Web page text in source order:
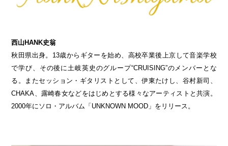
西山HANK史翁
秋田県出身。13歳からギターを始め、高校卒業後上京して音楽学校
で学び、その後に土岐英史のグループ“CRUISING”のメンバーとな
る。またセッション・ギタリストとして、伊東たけし、谷村新司、
CHAKA、露崎春女などをはじめとする様々なアーティストと共演。
2000年にソロ・アルバム「UNKNOWN MOOD」をリリース。